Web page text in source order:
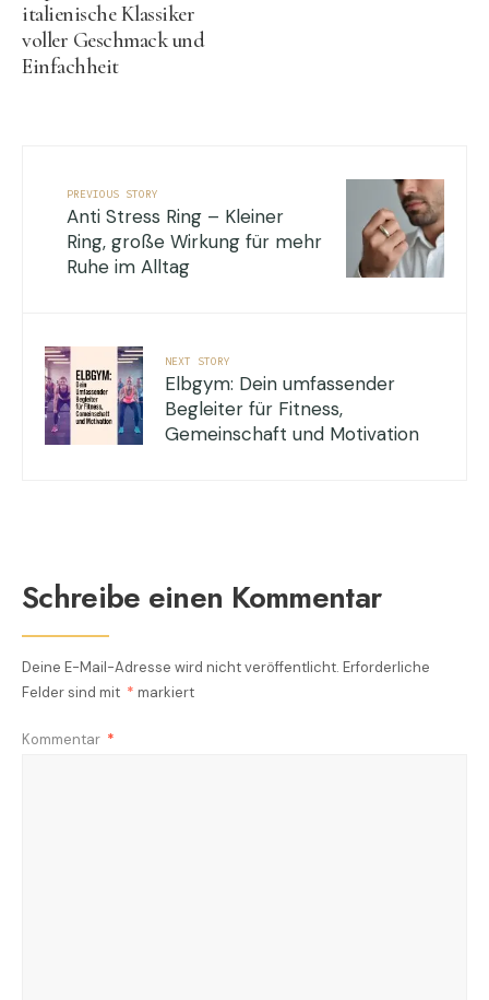
italienische Klassiker
voller Geschmack und
Einfachheit
PREVIOUS STORY
Anti Stress Ring – Kleiner
Ring, große Wirkung für mehr
Ruhe im Alltag
NEXT STORY
Elbgym: Dein umfassender
Begleiter für Fitness,
Gemeinschaft und Motivation
Schreibe einen Kommentar
Deine E-Mail-Adresse wird nicht veröffentlicht. Erforderliche
Felder sind mit * markiert
Kommentar *